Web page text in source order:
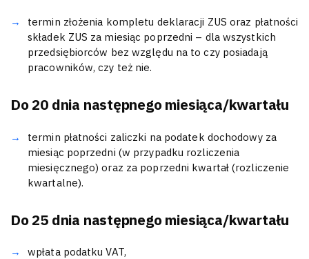
termin złożenia kompletu deklaracji ZUS oraz płatności
składek ZUS za miesiąc poprzedni – dla wszystkich
przedsiębiorców bez względu na to czy posiadają
pracowników, czy też nie.
Do 20 dnia następnego miesiąca/kwartału
termin płatności zaliczki na podatek dochodowy za
miesiąc poprzedni (w przypadku rozliczenia
miesięcznego) oraz za poprzedni kwartał (rozliczenie
kwartalne).
Do 25 dnia następnego miesiąca/kwartału
wpłata podatku VAT,